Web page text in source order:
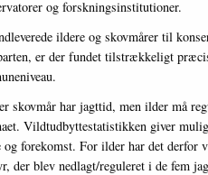
og forskningsinstitutioner.
ildere og skovmårer til
er der fundet tilstrækkeligt
skovmår har jagttid, men ilder må
Vildtudbyttestatistikken giver
og forekomst. For ilder har det
der blev nedlagt/reguleret i de fem